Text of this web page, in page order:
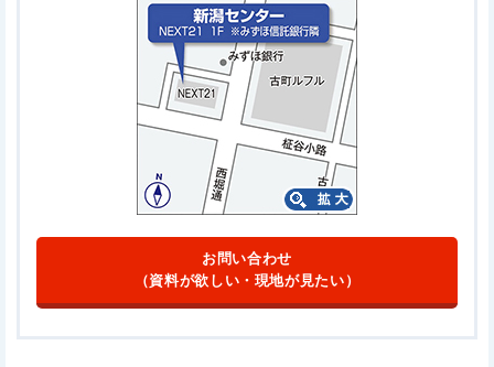
お問い合わせ
（資料が欲しい・現地が見たい）